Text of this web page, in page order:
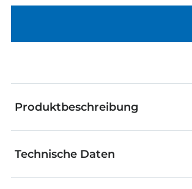
Produktbeschreibung
werden. Vom genialen
Technische Daten